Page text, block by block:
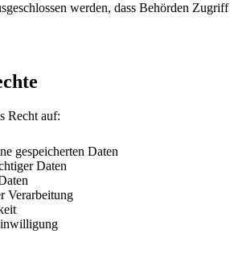
werden, dass Behörden
Recht auf:
gespeicherten Daten
Daten
Verarbeitung